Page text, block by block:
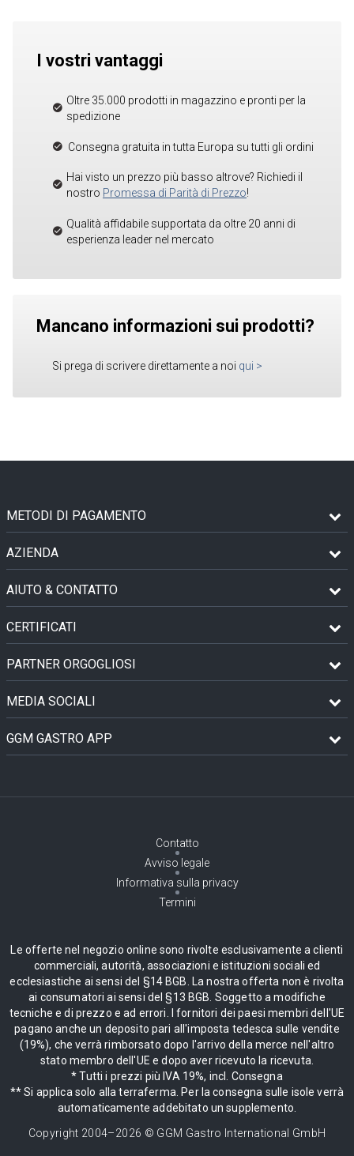
I vostri vantaggi
Oltre 35.000 prodotti in magazzino e pronti per la
spedizione
Consegna gratuita in tutta Europa su tutti gli ordini
Hai visto un prezzo più basso altrove? Richiedi il
nostro Promessa di Parità di Prezzo!
Qualità affidabile supportata da oltre 20 anni di
esperienza leader nel mercato
Mancano informazioni sui prodotti?
Si prega di scrivere direttamente a noi qui >
METODI DI PAGAMENTO
AZIENDA
AIUTO & CONTATTO
CERTIFICATI
PARTNER ORGOGLIOSI
MEDIA SOCIALI
GGM GASTRO APP
Contatto
Avviso legale
Informativa sulla privacy
Termini
Le offerte nel negozio online sono rivolte esclusivamente a clienti
commerciali, autorità, associazioni e istituzioni sociali ed
ecclesiastiche ai sensi del §14 BGB. La nostra offerta non è rivolta
ai consumatori ai sensi del §13 BGB. Soggetto a modifiche
tecniche e di prezzo e ad errori. I fornitori dei paesi membri dell'UE
pagano anche un deposito pari all'imposta tedesca sulle vendite
(19%), che verrà rimborsato dopo l'arrivo della merce nell'altro
stato membro dell'UE e dopo aver ricevuto la ricevuta.
* Tutti i prezzi più IVA 19%, incl. Consegna
** Si applica solo alla terraferma. Per la consegna sulle isole verrà
automaticamente addebitato un supplemento.
Copyright 2004–2026 © GGM Gastro International GmbH